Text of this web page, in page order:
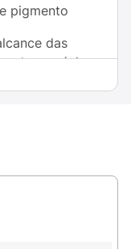
pigmento
das
de uso único,
recutita
pigmento